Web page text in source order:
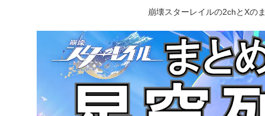
崩壊スターレイルの2chとXの